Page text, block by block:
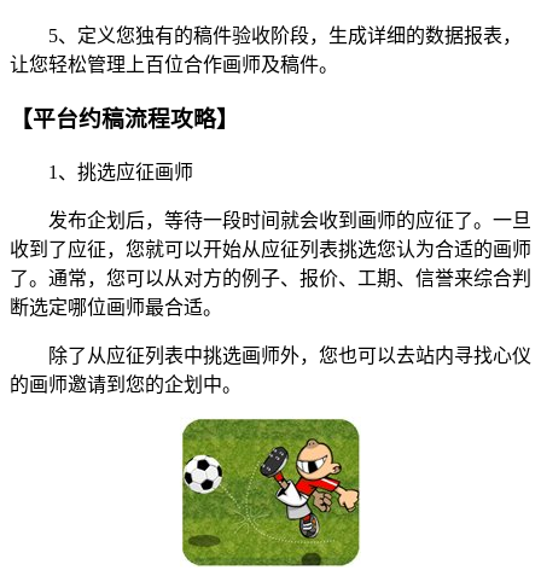
5、定义您独有的稿件验收阶段，生成详细的数据报表，
让您轻松管理上百位合作画师及稿件。
【平台约稿流程攻略】
1、挑选应征画师
发布企划后，等待一段时间就会收到画师的应征了。一旦
收到了应征，您就可以开始从应征列表挑选您认为合适的画师
了。通常，您可以从对方的例子、报价、工期、信誉来综合判
断选定哪位画师最合适。
除了从应征列表中挑选画师外，您也可以去站内寻找心仪
的画师邀请到您的企划中。